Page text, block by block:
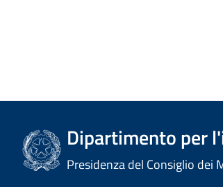
Dipartimento per
Presidenza del Consiglio dei